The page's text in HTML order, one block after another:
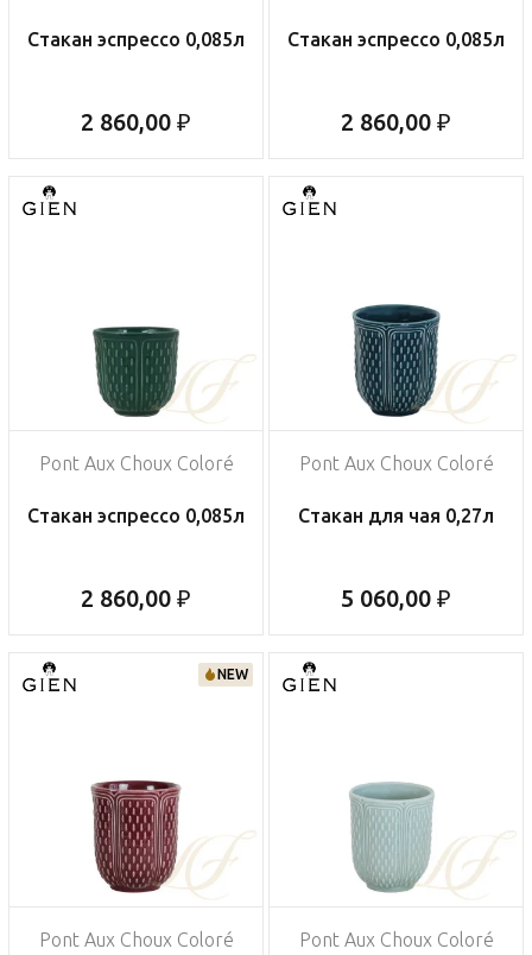
Стакан эспрессо 0,085л
2 860,00 ₽
Стакан эспрессо 0,085л
2 860,00 ₽
Pont Aux Choux Coloré
Стакан эспрессо 0,085л
2 860,00 ₽
Pont Aux Choux Coloré
Стакан для чая 0,27л
5 060,00 ₽
NEW
Pont Aux Choux Coloré Pont Aux Choux Coloré